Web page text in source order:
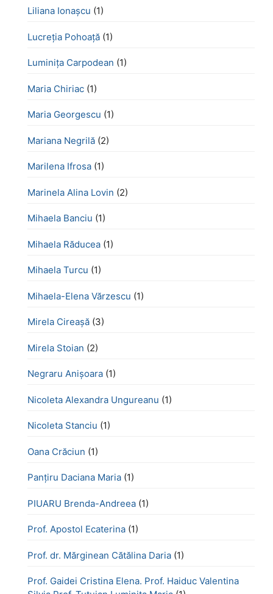
Liliana Ionașcu (1)
Lucreţia Pohoaţă (1)
Luminița Carpodean (1)
Maria Chiriac (1)
Maria Georgescu (1)
Mariana Negrilă (2)
Marilena Ifrosa (1)
Marinela Alina Lovin (2)
Mihaela Banciu (1)
Mihaela Răducea (1)
Mihaela Turcu (1)
Mihaela-Elena Vărzescu (1)
Mirela Cireașă (3)
Mirela Stoian (2)
Negraru Anișoara (1)
Nicoleta Alexandra Ungureanu (1)
Nicoleta Stanciu (1)
Oana Crăciun (1)
Panțiru Daciana Maria (1)
PIUARU Brenda-Andreea (1)
Prof. Apostol Ecaterina (1)
Prof. dr. Mărginean Cătălina Daria (1)
Prof. Gaidei Cristina Elena. Prof. Haiduc Valentina